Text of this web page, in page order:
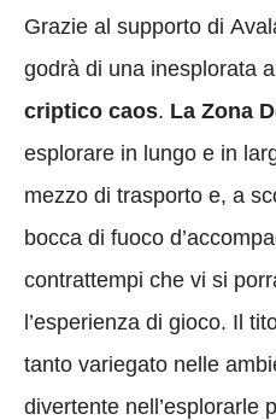
Grazie al supporto di
godrà di una inesplorata
criptico caos. La Zona
esplorare in lungo e in
mezzo di trasporto e, a
bocca di fuoco
contrattempi che vi si
l’esperienza di gioco. Il
tanto variegato nelle
divertente nell’esplorarle